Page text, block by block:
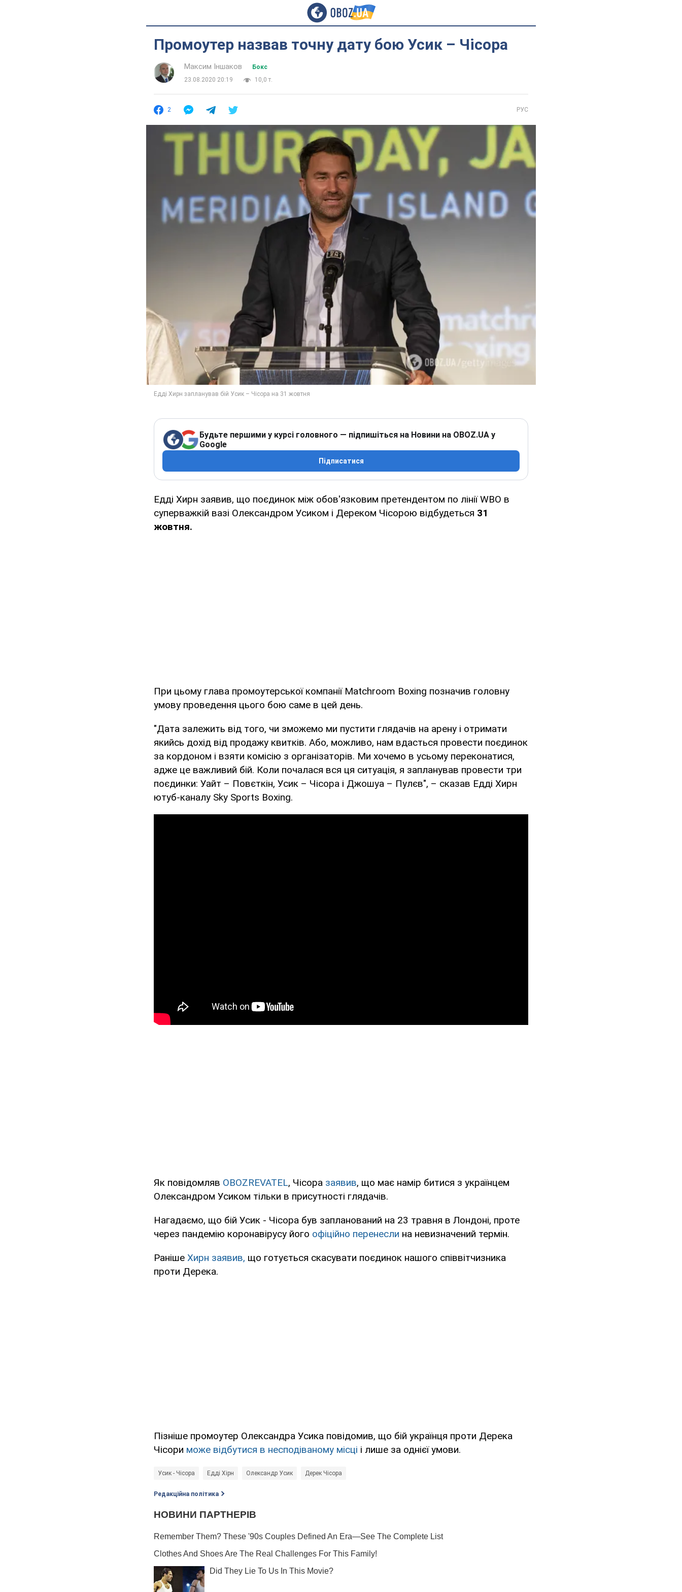
Промоутер назвав точну дату бою Усик – Чісора
Максим Іншаков
Бокс
23.08.2020 20:19
10,0 т.
2 РУС
Будьте першими у курсі головного — підпишіться на Новини на OBOZ.UA у
Google
Підписатися
Едді Хирн заявив, що поєдинок між обов'язковим претендентом по лінії WBO в
суперважкій вазі Олександром Усиком і Дереком Чісорою відбудеться 31
жовтня.
При цьому глава промоутерської компанії Matchroom Boxing позначив головну
умову проведення цього бою саме в цей день.
"Дата залежить від того, чи зможемо ми пустити глядачів на арену і отримати
якийсь дохід від продажу квитків. Або, можливо, нам вдасться провести поєдинок
за кордоном і взяти комісію з організаторів. Ми хочемо в усьому переконатися,
адже це важливий бій. Коли почалася вся ця ситуація, я запланував провести три
поєдинки: Уайт – Повєткін, Усик – Чісора і Джошуа – Пулєв", – сказав Едді Хирн
ютуб-каналу Sky Sports Boxing.
Як повідомляв OBOZREVATEL, Чісора заявив, що має намір битися з українцем
Олександром Усиком тільки в присутності глядачів.
Нагадаємо, що бій Усик - Чісора був запланований на 23 травня в Лондоні, проте
через пандемію коронавiрусу його офіційно перенесли на невизначений термін.
Раніше Хирн заявив, що готується скасувати поєдинок нашого співвітчизника
проти Дерека.
Пізніше промоутер Олександра Усика повідомив, що бій українця проти Дерека
Чісори може відбутися в несподіваному місці і лише за однієї умови.
Усик - Чiсора Едді Хірн Олександр Усик Дерек Чісора
Редакційна політика